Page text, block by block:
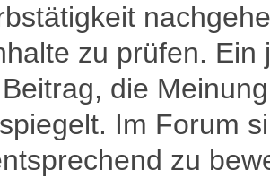
zu prüfen.
die
Im Forum
zu